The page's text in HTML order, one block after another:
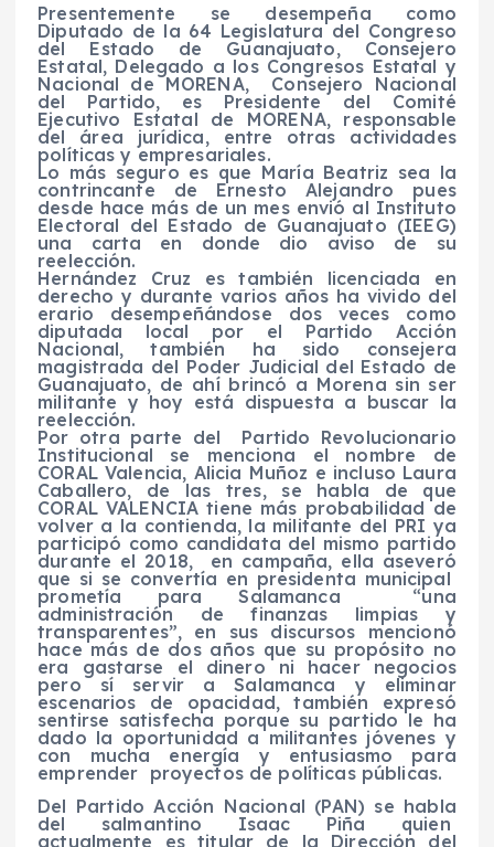
Presentemente se desempeña como
Diputado de la 64 Legislatura del Congreso
del Estado de Guanajuato, Consejero
Estatal, Delegado a los Congresos Estatal y
Nacional de MORENA, Consejero Nacional
del Partido, es Presidente del Comité
Ejecutivo Estatal de MORENA, responsable
del área jurídica, entre otras actividades
políticas y empresariales.
Lo más seguro es que María Beatriz sea la
contrincante de Ernesto Alejandro pues
desde hace más de un mes envió al Instituto
Electoral del Estado de Guanajuato (IEEG)
una carta en donde dio aviso de su
reelección.
Hernández Cruz es también licenciada en
derecho y durante varios años ha vivido del
erario desempeñándose dos veces como
diputada local por el Partido Acción
Nacional, también ha sido consejera
magistrada del Poder Judicial del Estado de
Guanajuato, de ahí brincó a Morena sin ser
militante y hoy está dispuesta a buscar la
reelección.
Por otra parte del Partido Revolucionario
Institucional se menciona el nombre de
CORAL Valencia, Alicia Muñoz e incluso Laura
Caballero, de las tres, se habla de que
CORAL VALENCIA tiene más probabilidad de
volver a la contienda, la militante del PRI ya
participó como candidata del mismo partido
durante el 2018, en campaña, ella aseveró
que si se convertía en presidenta municipal
prometía para Salamanca “una
administración de finanzas limpias y
transparentes”, en sus discursos mencionó
hace más de dos años que su propósito no
era gastarse el dinero ni hacer negocios
pero sí servir a Salamanca y eliminar
escenarios de opacidad, también expresó
sentirse satisfecha porque su partido le ha
dado la oportunidad a militantes jóvenes y
con mucha energía y entusiasmo para
emprender proyectos de políticas públicas.
Del Partido Acción Nacional (PAN) se habla
del salmantino Isaac Piña quien
actualmente es titular de la Dirección del